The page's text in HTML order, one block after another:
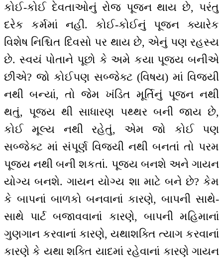
કોઈ-કોઈ દેવતાઓનું રોજ પૂજન થાય છે, પરંતુ
દરેક કર્મમાં નહીં. કોઈ-કોઈનું પૂજન ક્યારેક
વિશેષ નિશ્ચિત દિવસો પર થાય છે, એનું પણ રહસ્ય
છે. સ્વયં પોતાને પૂછો કે અમે કયા પૂજ્ય બનીએ
છીએ? જો કોઈપણ સબ્જેક્ટ (વિષય) માં વિજયી
નથી બન્યાં, તો જેમ ખંડિત મૂર્તિનું પૂજન નથી
થતું, પૂજ્ય થી સાધારણ પથ્થર બની જાય છે,
કોઈ મૂલ્ય નથી રહેતું, એમ જો કોઈ પણ
સબ્જેક્ટ માં સંપૂર્ણ વિજયી નથી બનતાં તો પરમ
પૂજ્ય નથી બની શકતાં. પૂજ્ય બનશે અને ગાયન
યોગ્ય બનશે. ગાયન યોગ્ય શા માટે બને છે? કેમ
કે બાપનાં બાળકો બનવાનાં કારણે, બાપની સાથે-
સાથે પાર્ટ બજાવવાનાં કારણે, બાપની મહિમાનાં
ગુણગાન કરવાનાં કારણે, યથાશક્તિ ત્યાગ કરવાનાં
કારણે કે યથા શક્તિ યાદમાં રહેવાનાં કારણે ગાયન